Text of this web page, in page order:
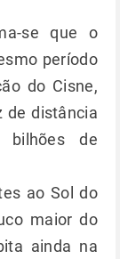
se que o
período
do Cisne,
de distância
de
ao Sol do
maior do
ainda na